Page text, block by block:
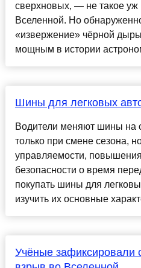
сверхновых, — не такое уж
Вселенной. Но
«извержение» чёрной
мощным в истории
Шины для легковых
Водители меняют шины на
только при смене сезона,
управляемости,
безопасности о время
покупать шины для
изучить их основные
Учёные